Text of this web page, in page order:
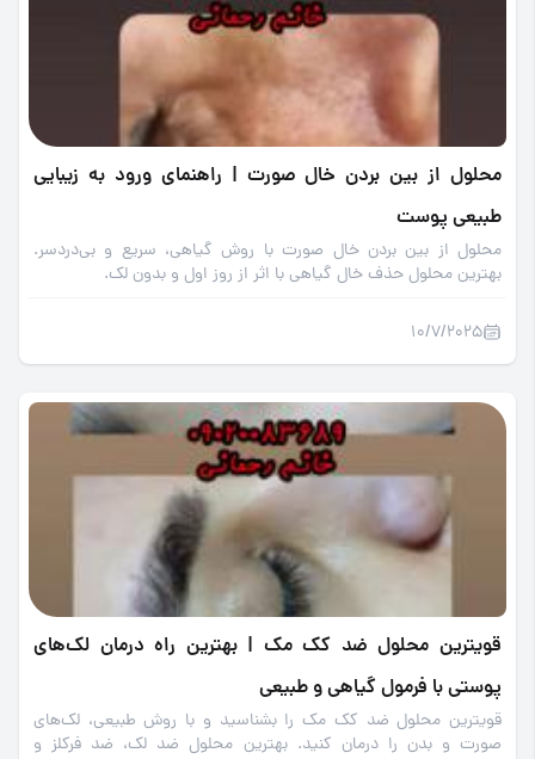
محلول از بین بردن خال صورت | راهنمای ورود به زیبایی
طبیعی پوست
محلول از بین بردن خال صورت با روش گیاهی، سریع و بی‌دردسر.
بهترین محلول حذف خال گیاهی با اثر از روز اول و بدون لک.
10/7/2025
قویترین محلول ضد کک مک | بهترین راه درمان لک‌های
پوستی با فرمول گیاهی و طبیعی
قویترین محلول ضد کک مک را بشناسید و با روش طبیعی، لک‌های
صورت و بدن را درمان کنید. بهترین محلول ضد لک، ضد فرکلز و